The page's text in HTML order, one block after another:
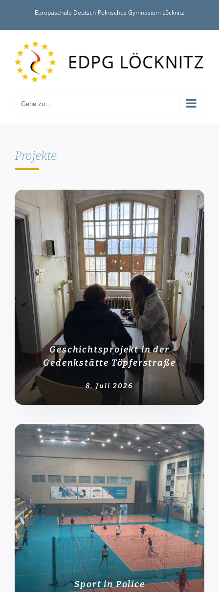
springen
Europaschule Deutsch-Polnisches Gymnasium Löcknitz
Gehe zu ...
Projekte
Geschichtsprojekt in der
Gedenkstätte Töpferstraße
8. Juli 2026
Sport in Police